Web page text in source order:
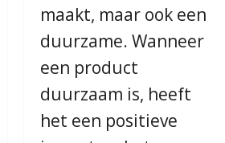
maakt, maar ook een
duurzame. Wanneer
een product
duurzaam is, heeft
het een positieve